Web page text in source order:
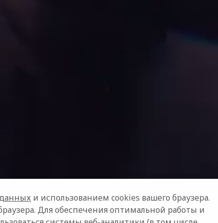
и использованием cookies вашего браузера.
Для обеспечения оптимальной работы и